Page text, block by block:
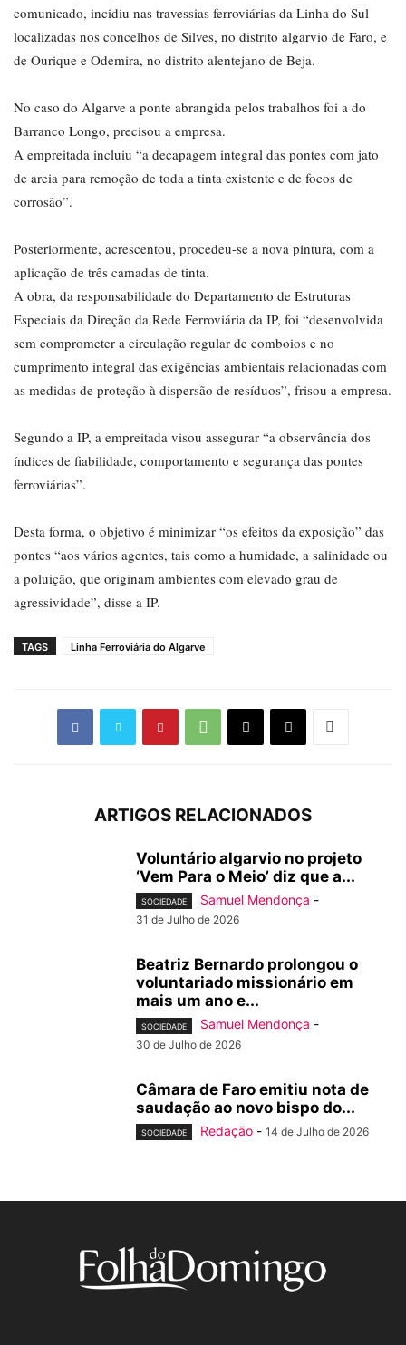
comunicado, incidiu nas travessias ferroviárias da Linha do Sul
localizadas nos concelhos de Silves, no distrito algarvio de Faro, e
de Ourique e Odemira, no distrito alentejano de Beja.
No caso do Algarve a ponte abrangida pelos trabalhos foi a do
Barranco Longo, precisou a empresa.
A empreitada incluiu “a decapagem integral das pontes com jato
de areia para remoção de toda a tinta existente e de focos de
corrosão”.
Posteriormente, acrescentou, procedeu-se a nova pintura, com a
aplicação de três camadas de tinta.
A obra, da responsabilidade do Departamento de Estruturas
Especiais da Direção da Rede Ferroviária da IP, foi “desenvolvida
sem comprometer a circulação regular de comboios e no
cumprimento integral das exigências ambientais relacionadas com
as medidas de proteção à dispersão de resíduos”, frisou a empresa.
Segundo a IP, a empreitada visou assegurar “a observância dos
índices de fiabilidade, comportamento e segurança das pontes
ferroviárias”.
Desta forma, o objetivo é minimizar “os efeitos da exposição” das
pontes “aos vários agentes, tais como a humidade, a salinidade ou
a poluição, que originam ambientes com elevado grau de
agressividade”, disse a IP.
TAGS Linha Ferroviária do Algarve
ARTIGOS RELACIONADOS
Voluntário algarvio no projeto
‘Vem Para o Meio’ diz que a...
SOCIEDADE Samuel Mendonça -
31 de Julho de 2026
Beatriz Bernardo prolongou o
voluntariado missionário em
mais um ano e...
SOCIEDADE Samuel Mendonça -
30 de Julho de 2026
Câmara de Faro emitiu nota de
saudação ao novo bispo do...
SOCIEDADE Redação - 14 de Julho de 2026